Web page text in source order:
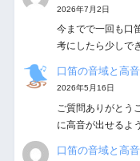
2026年7月2日
今までで一回も口
考にしたら少しで
口笛の音域と高
2026年5月16日
ご質問ありがとう
に高音が出せるよ
口笛の音域と高